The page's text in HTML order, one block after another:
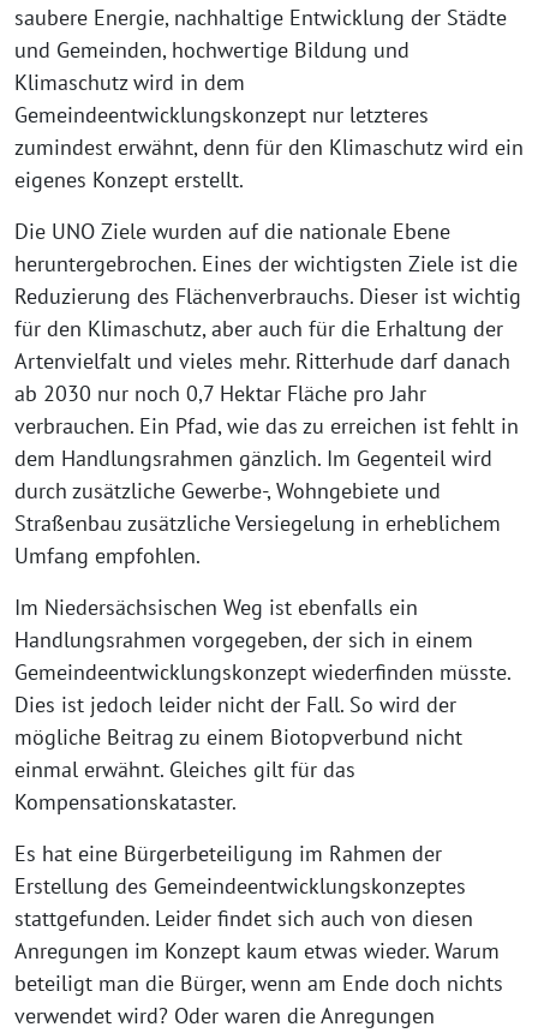
saubere Energie, nachhaltige Entwicklung der Städte
und Gemeinden, hochwertige Bildung und
Klimaschutz wird in dem
Gemeindeentwicklungskonzept nur letzteres
zumindest erwähnt, denn für den Klimaschutz wird ein
eigenes Konzept erstellt.
Die UNO Ziele wurden auf die nationale Ebene
heruntergebrochen. Eines der wichtigsten Ziele ist die
Reduzierung des Flächenverbrauchs. Dieser ist wichtig
für den Klimaschutz, aber auch für die Erhaltung der
Artenvielfalt und vieles mehr. Ritterhude darf danach
ab 2030 nur noch 0,7 Hektar Fläche pro Jahr
verbrauchen. Ein Pfad, wie das zu erreichen ist fehlt in
dem Handlungsrahmen gänzlich. Im Gegenteil wird
durch zusätzliche Gewerbe-, Wohngebiete und
Straßenbau zusätzliche Versiegelung in erheblichem
Umfang empfohlen.
Im Niedersächsischen Weg ist ebenfalls ein
Handlungsrahmen vorgegeben, der sich in einem
Gemeindeentwicklungskonzept wiederfinden müsste.
Dies ist jedoch leider nicht der Fall. So wird der
mögliche Beitrag zu einem Biotopverbund nicht
einmal erwähnt. Gleiches gilt für das
Kompensationskataster.
Es hat eine Bürgerbeteiligung im Rahmen der
Erstellung des Gemeindeentwicklungskonzeptes
stattgefunden. Leider findet sich auch von diesen
Anregungen im Konzept kaum etwas wieder. Warum
beteiligt man die Bürger, wenn am Ende doch nichts
verwendet wird? Oder waren die Anregungen